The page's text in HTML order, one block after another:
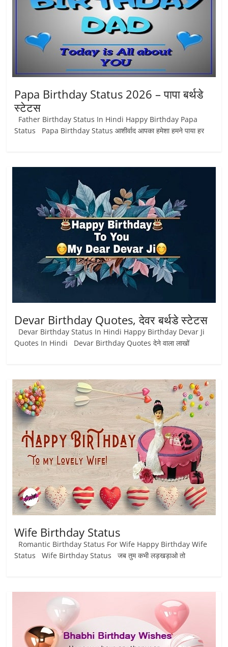
Papa Birthday Status 2026 – पापा बर्थडे
स्टेटस
Father Birthday Status In Hindi Happy Birthday Papa
Status Papa Birthday Status आशीर्वाद आपका हमेशा हमने पाया हर
Devar Birthday Quotes, देवर बर्थडे स्टेटस
Devar Birthday Status In Hindi Happy Birthday Devar Ji
Quotes In Hindi Devar Birthday Quotes देने वाला लाखों
Wife Birthday Status
Romantic Birthday Status For Wife Happy Birthday Wife
Status Wife Birthday Status जब तुम कभी लड़खड़ाओ तो